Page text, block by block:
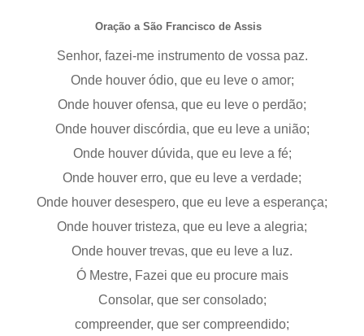
Oração a São Francisco de Assis
Senhor, fazei-me instrumento de vossa paz.
Onde houver ódio, que eu leve o amor;
Onde houver ofensa, que eu leve o perdão;
Onde houver discórdia, que eu leve a união;
Onde houver dúvida, que eu leve a fé;
Onde houver erro, que eu leve a verdade;
Onde houver desespero, que eu leve a esperança;
Onde houver tristeza, que eu leve a alegria;
Onde houver trevas, que eu leve a luz.
Ó Mestre, Fazei que eu procure mais
Consolar, que ser consolado;
compreender, que ser compreendido;